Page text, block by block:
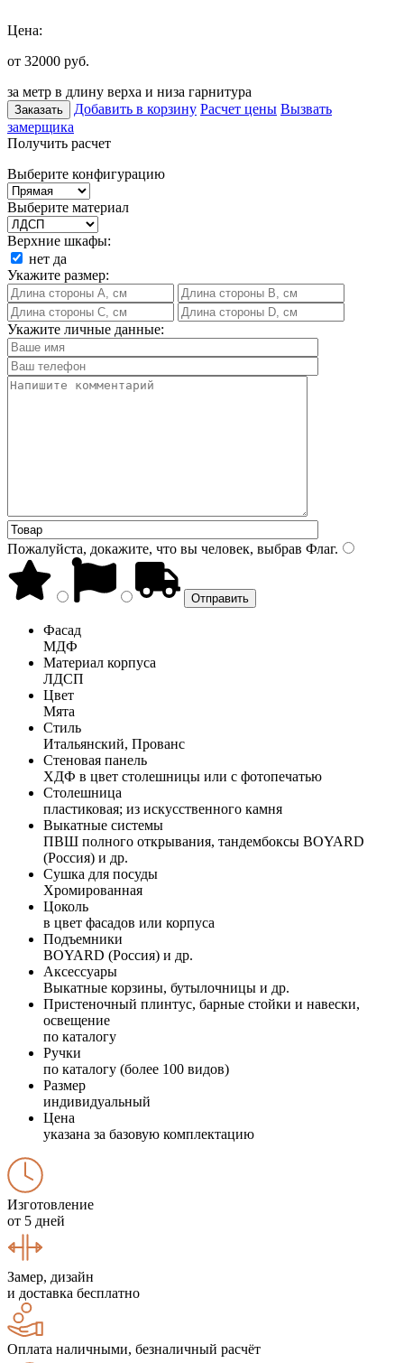
Цена:
от 32000 руб.
за метр в длину верха и низа гарнитура
Заказать Добавить в корзину Расчет цены Вызвать
замерщика
Получить расчет
Выберите конфигурацию
Выберите материал
Верхние шкафы:
нет да
Укажите размер:
Укажите личные данные:
Пожалуйста, докажите, что вы человек, выбрав Флаг.
Фасад
МДФ
Материал корпуса
ЛДСП
Цвет
Мята
Стиль
Итальянский, Прованс
Стеновая панель
ХДФ в цвет столешницы или с фотопечатью
Столешница
пластиковая; из искусственного камня
Выкатные системы
ПВШ полного открывания, тандембоксы BOYARD
(Россия) и др.
Сушка для посуды
Хромированная
Цоколь
в цвет фасадов или корпуса
Подъемники
BOYARD (Россия) и др.
Аксессуары
Выкатные корзины, бутылочницы и др.
Пристеночный плинтус, барные стойки и навески,
освещение
по каталогу
Ручки
по каталогу (более 100 видов)
Размер
индивидуальный
Цена
указана за базовую комплектацию
Изготовление
от 5 дней
Замер, дизайн
и доставка бесплатно
Оплата наличными, безналичный расчёт